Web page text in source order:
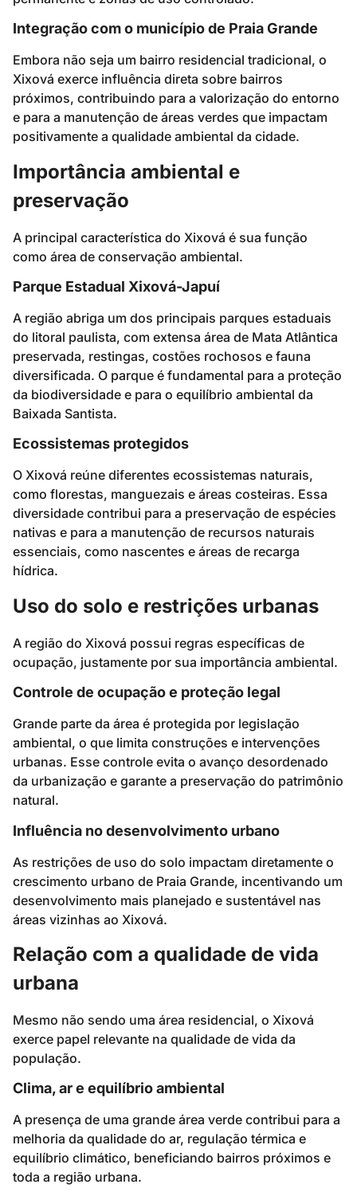
Integração com o município de Praia Grande
Embora não seja um bairro residencial tradicional, o
Xixová exerce influência direta sobre bairros
próximos, contribuindo para a valorização do entorno
e para a manutenção de áreas verdes que impactam
positivamente a qualidade ambiental da cidade.
Importância ambiental e
preservação
A principal característica do Xixová é sua função
como área de conservação ambiental.
Parque Estadual Xixová-Japuí
A região abriga um dos principais parques estaduais
do litoral paulista, com extensa área de Mata Atlântica
preservada, restingas, costões rochosos e fauna
diversificada. O parque é fundamental para a proteção
da biodiversidade e para o equilíbrio ambiental da
Baixada Santista.
Ecossistemas protegidos
O Xixová reúne diferentes ecossistemas naturais,
como florestas, manguezais e áreas costeiras. Essa
diversidade contribui para a preservação de espécies
nativas e para a manutenção de recursos naturais
essenciais, como nascentes e áreas de recarga
hídrica.
Uso do solo e restrições urbanas
A região do Xixová possui regras específicas de
ocupação, justamente por sua importância ambiental.
Controle de ocupação e proteção legal
Grande parte da área é protegida por legislação
ambiental, o que limita construções e intervenções
urbanas. Esse controle evita o avanço desordenado
da urbanização e garante a preservação do patrimônio
natural.
Influência no desenvolvimento urbano
As restrições de uso do solo impactam diretamente o
crescimento urbano de Praia Grande, incentivando um
desenvolvimento mais planejado e sustentável nas
áreas vizinhas ao Xixová.
Relação com a qualidade de vida
urbana
Mesmo não sendo uma área residencial, o Xixová
exerce papel relevante na qualidade de vida da
população.
Clima, ar e equilíbrio ambiental
A presença de uma grande área verde contribui para a
melhoria da qualidade do ar, regulação térmica e
equilíbrio climático, beneficiando bairros próximos e
toda a região urbana.